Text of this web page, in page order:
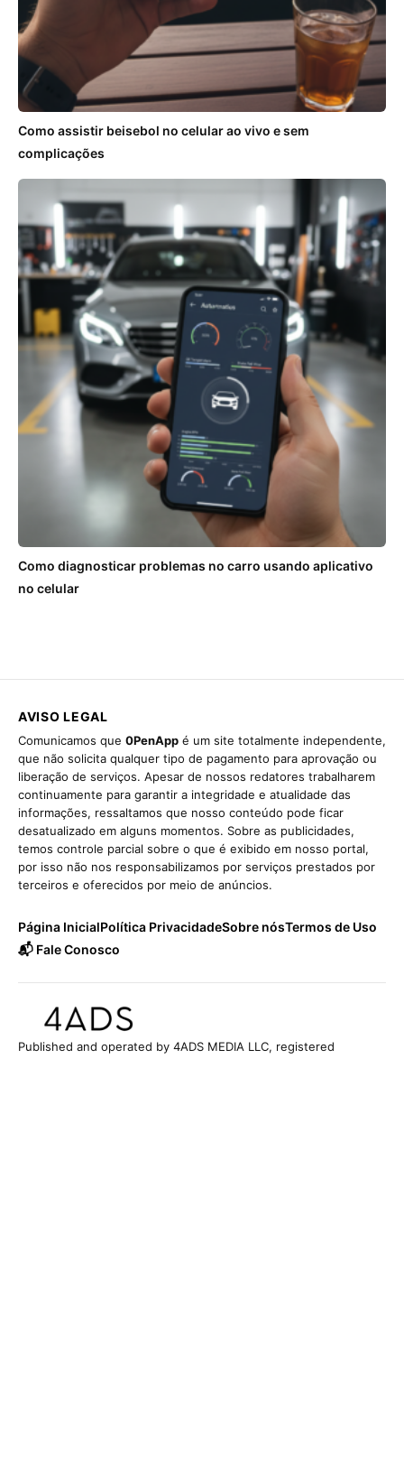
Como assistir beisebol no celular ao vivo e sem
complicações
Como diagnosticar problemas no carro usando aplicativo
no celular
AVISO LEGAL
Comunicamos que 0PenApp é um site totalmente independente,
que não solicita qualquer tipo de pagamento para aprovação ou
liberação de serviços. Apesar de nossos redatores trabalharem
continuamente para garantir a integridade e atualidade das
informações, ressaltamos que nosso conteúdo pode ficar
desatualizado em alguns momentos. Sobre as publicidades,
temos controle parcial sobre o que é exibido em nosso portal,
por isso não nos responsabilizamos por serviços prestados por
terceiros e oferecidos por meio de anúncios.
Página InicialPolítica PrivacidadeSobre nósTermos de Uso
📬 Fale Conosco
Published and operated by 4ADS MEDIA LLC, registered